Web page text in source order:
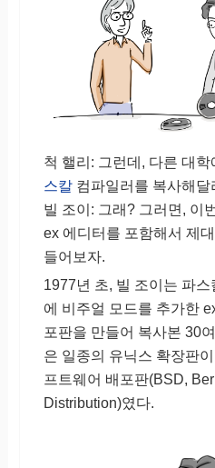
척 핼리: 그런데, 다른 대
스칼컴파일러를 복사해달
빌 조이: 그래? 그러면, 이
ex 에디터를 포함해서 제
들어보자.
1977년 초, 빌 조이는 파
에 비주얼 모드를 추가한
포판을 만들어 복사본 30
은 일종의 유닉스 확장판
프트웨어 배포판(BSD,
Distribution)였다.